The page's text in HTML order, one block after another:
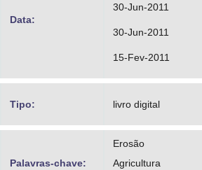
Data:
30-Jun-2011
30-Jun-2011
15-Fev-2011
Tipo: livro digital
Palavras-chave:
Erosão
Agricultura